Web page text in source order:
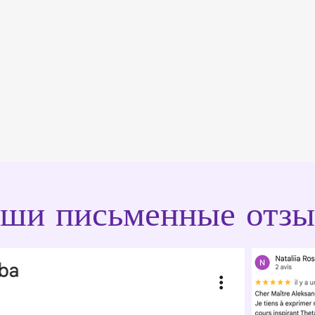
письменные